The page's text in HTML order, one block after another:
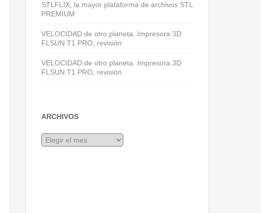
STLFLIX, la mayor plataforma de archivos STL
PREMIUM
VELOCIDAD de otro planeta. Impresora 3D
FLSUN T1 PRO, revisión
VELOCIDAD de otro planeta. Impresora 3D
FLSUN T1 PRO, revisión
ARCHIVOS
Archivos